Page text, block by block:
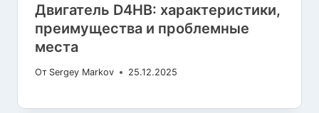
Двигатель D4HB: характеристики,
преимущества и проблемные
места
От Sergey Markov 25.12.2025